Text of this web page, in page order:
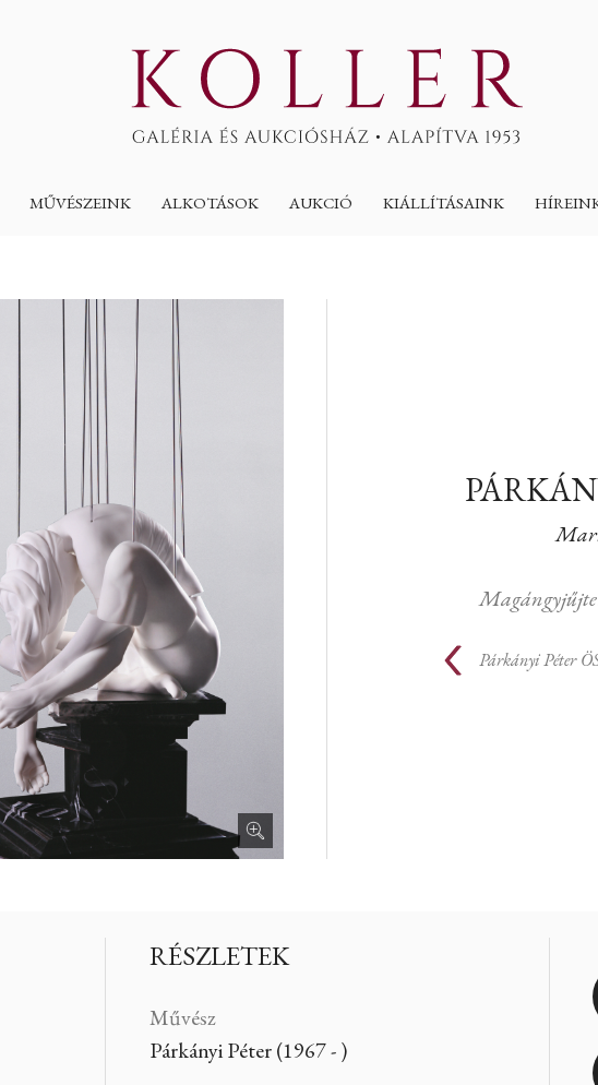
MŰVÉSZEINK ALKOTÁSOK AUKCIÓ KIÁLLÍTÁSAINK
Párkányi Péter
RÉSZLETEK
Művész
Párkányi Péter (1967 - )